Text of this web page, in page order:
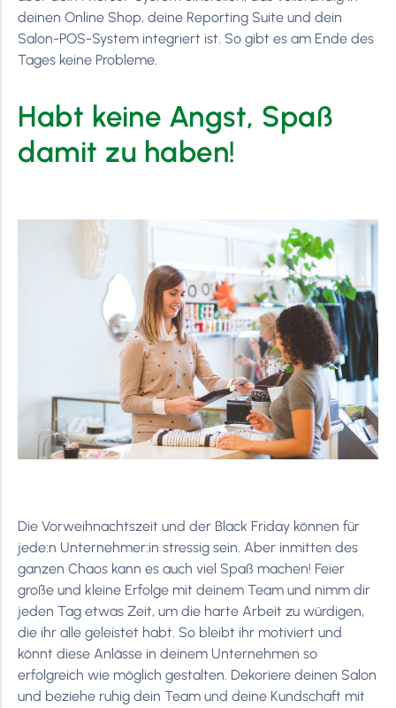
deinen Online Shop, deine Reporting Suite und dein
Salon-POS-System integriert ist. So gibt es am Ende des
Tages keine Probleme.
Habt keine Angst, Spaß
damit zu haben!
Die Vorweihnachtszeit und der Black Friday können für
jede:n Unternehmer:in stressig sein. Aber inmitten des
ganzen Chaos kann es auch viel Spaß machen! Feier
große und kleine Erfolge mit deinem Team und nimm dir
jeden Tag etwas Zeit, um die harte Arbeit zu würdigen,
die ihr alle geleistet habt. So bleibt ihr motiviert und
könnt diese Anlässe in deinem Unternehmen so
erfolgreich wie möglich gestalten. Dekoriere deinen Salon
und beziehe ruhig dein Team und deine Kundschaft mit